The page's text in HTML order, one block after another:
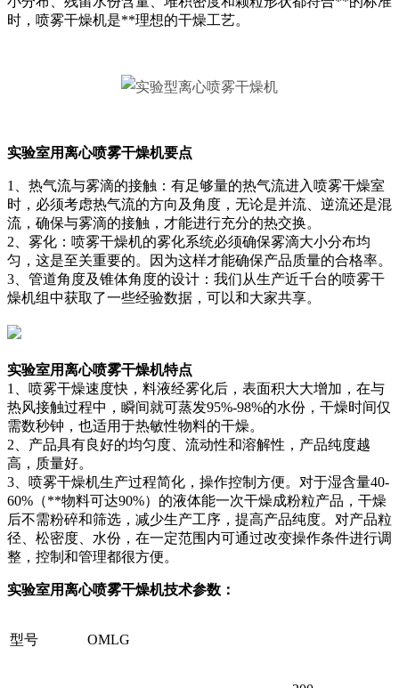
时，喷雾干燥机是**理想的干燥工艺。
实验室用离心喷雾干燥机要点
1、热气流与雾滴的接触：有足够量的热气流进入喷雾干燥室
时，必须考虑热气流的方向及角度，无论是并流、逆流还是混
流，确保与雾滴的接触，才能进行充分的热交换。
2、雾化：喷雾干燥机的雾化系统必须确保雾滴大小分布均
匀，这是至关重要的。因为这样才能确保产品质量的合格率。
3、管道角度及锥体角度的设计：我们从生产近千台的喷雾干
燥机组中获取了一些经验数据，可以和大家共享。
实验室用离心喷雾干燥机特点
1、喷雾干燥速度快，料液经雾化后，表面积大大增加，在与
热风接触过程中，瞬间就可蒸发95%-98%的水份，干燥时间仅
需数秒钟，也适用于热敏性物料的干燥。
2、产品具有良好的均匀度、流动性和溶解性，产品纯度越
高，质量好。
3、喷雾干燥机生产过程简化，操作控制方便。对于湿含量40-
60%（**物料可达90%）的液体能一次干燥成粉粒产品，干燥
后不需粉碎和筛选，减少生产工序，提高产品纯度。对产品粒
径、松密度、水份，在一定范围内可通过改变操作条件进行调
整，控制和管理都很方便。
实验室用离心喷雾干燥机技术参数：
型号 OMLG